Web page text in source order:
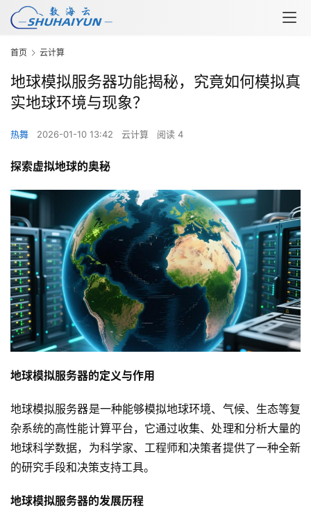
首页 云计算
地球模拟服务器功能揭秘，究竟如何模拟真
实地球环境与现象？
热舞 2026-01-10 13:42 云计算 阅读 4
探索虚拟地球的奥秘
地球模拟服务器的定义与作用
地球模拟服务器是一种能够模拟地球环境、气候、生态等复
杂系统的高性能计算平台，它通过收集、处理和分析大量的
地球科学数据，为科学家、工程师和决策者提供了一种全新
的研究手段和决策支持工具。
地球模拟服务器的发展历程